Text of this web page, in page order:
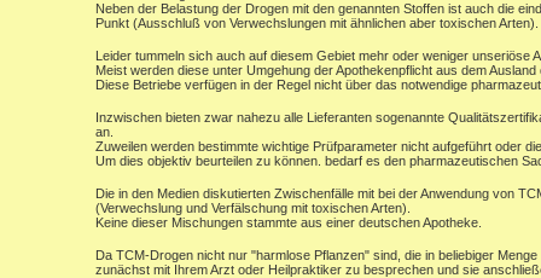
Neben der Belastung der Drogen mit den genannten Stoffen ist auch die
Punkt (Ausschluß von Verwechslungen mit ähnlichen aber toxischen Arten).
Leider tummeln sich auch auf diesem Gebiet mehr oder weniger unseriöse
Meist werden diese unter Umgehung der Apothekenpflicht aus dem
Diese Betriebe verfügen in der Regel nicht über das notwendige
Inzwischen bieten zwar nahezu alle Lieferanten sogenannte
an.
Zuweilen werden bestimmte wichtige Prüfparameter nicht aufgeführt oder
Um dies objektiv beurteilen zu können. bedarf es den pharmazeutischen
Die in den Medien diskutierten Zwischenfälle mit bei der Anwendung von
(Verwechslung und Verfälschung mit toxischen Arten).
Keine dieser Mischungen stammte aus einer deutschen Apotheke.
Da TCM-Drogen nicht nur "harmlose Pflanzen" sind, die in beliebiger
zunächst mit Ihrem Arzt oder Heilpraktiker zu besprechen und sie